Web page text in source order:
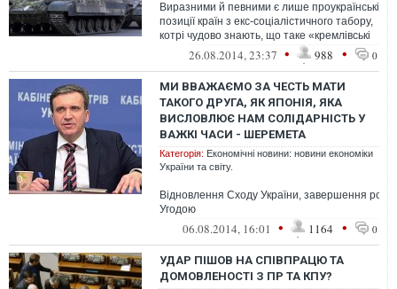
Виразними й певними є лише проукраїнські
позиції країн з екс-соціалістичного табору,
котрі чудово знають, що таке «кремлівські
миротворці»...
26.08.2014, 23:37 • 988 • 0
МИ ВВАЖАЄМО ЗА ЧЕСТЬ МАТИ
ТАКОГО ДРУГА, ЯК ЯПОНІЯ, ЯКА
ВИСЛОВЛЮЄ НАМ СОЛІДАРНІСТЬ У
ВАЖКІ ЧАСИ - ШЕРЕМЕТА
Категорія: Економічні новини: новини економіки
України та світу.
Відновлення Сходу України, завершення
Угодою
про взаємний захист інвестицій, активізац...
06.08.2014, 16:01 • 1164 • 0
УДАР ПІШОВ НА СПІВПРАЦЮ ТА
ДОМОВЛЕНОСТІ З ПР ТА КПУ?